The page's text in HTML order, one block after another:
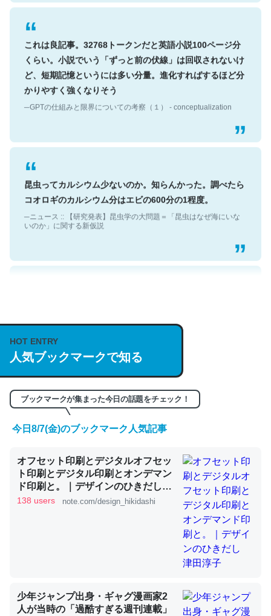
これは良記事。32768トークンだと英語小説100ページ分
くらい。小説でいう「ずっと前の伏線」は回収されないけ
ど、短期記憶というには多い分量。進化すればするほど分
かりやすく強くなりそう
─GPTの仕組みと限界についての考察（１） - conceptualization
昆虫ってカルシウム少ないのか。知らんかった。調べたら
コオロギのカルシウム分はエビの600分の1程度。
─ニュース :: 【研究発表】昆虫学の大問題＝「昆虫はなぜ海にいな
いのか」に関する新仮説
いる鋏角類（カブトガニ・ウミグモ）はカルシウムを使わ
ずキチンを強化してる筈だが、酵素が違うのか？
─ニュース :: 【研究発表】昆虫学の大問題＝「昆虫はなぜ海にいな
類は苦労してるんだな…。腹足類だと殻を無くしてナメク
ジになったり努力してるし。
─ニュース :: 【研究発表】昆虫学の大問題＝「昆虫はなぜ海にいな
いのか」に関する新仮説
ちぼちRingも置こうかと画策中。あと、Googleマップで
位置情報を共有してる。電池残量や充電中かが分かるので
HOT ENTRY
人気ブックマークで知る
ブックマークが集まった今日の話題をチェック！
今日8/7(金)のブックマーク人気記事
オフセット印刷とデジタルオフセッ
ト印刷とデジタル印刷とオンデマン
ド印刷と。｜デザインのひきだし
津田淳子
138 users note.com/design_hikidashi
少年ジャンプ出身・ギャグ漫画家2
人が当時の「過酷すぎる週刊連載」